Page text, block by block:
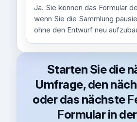
Ja. Sie können das Formular
wenn Sie die Sammlung
ohne den Entwurf neu
Starten Sie die
Umfrage, den
oder das nächste
Formular in